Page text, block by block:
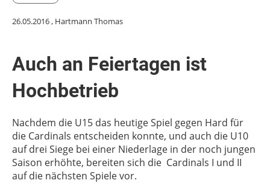
26.05.2016, Hartmann Thomas
Auch an Feiertagen ist
Hochbetrieb
Nachdem die U15 das heutige Spiel gegen Hard für
die Cardinals entscheiden konnte, und auch die U10
auf drei Siege bei einer Niederlage in der noch jungen
Saison erhöhte, bereiten sich die Cardinals I und II
auf die nächsten Spiele vor.